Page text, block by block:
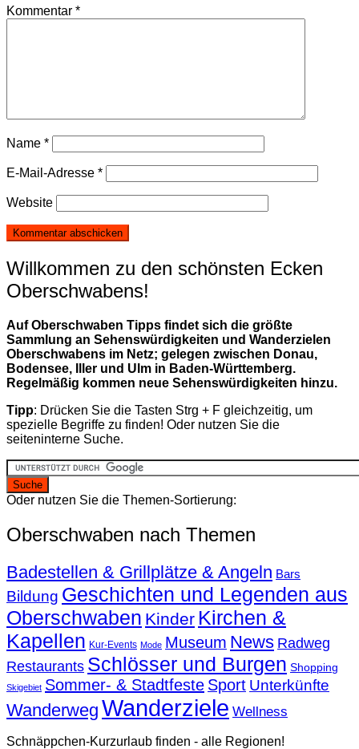
Kommentar *
Name *
E-Mail-Adresse *
Website
Willkommen zu den schönsten Ecken
Oberschwabens!
Auf Oberschwaben Tipps findet sich die größte
Sammlung an Sehenswürdigkeiten und Wanderzielen
Oberschwabens im Netz; gelegen zwischen Donau,
Bodensee, Iller und Ulm in Baden-Württemberg.
Regelmäßig kommen neue Sehenswürdigkeiten hinzu.
Tipp: Drücken Sie die Tasten Strg + F gleichzeitig, um
spezielle Begriffe zu finden! Oder nutzen Sie die
seiteninterne Suche.
Oder nutzen Sie die Themen-Sortierung:
Oberschwaben nach Themen
Badestellen & Grillplätze & Angeln Bars
Bildung Geschichten und Legenden aus
Oberschwaben Kinder Kirchen &
Kapellen Kur-Events Mode Museum News Radweg
Restaurants Schlösser und Burgen Shopping
Skigebiet Sommer- & Stadtfeste Sport Unterkünfte
Wanderweg Wanderziele Wellness
Schnäppchen-Kurzurlaub finden - alle Regionen!